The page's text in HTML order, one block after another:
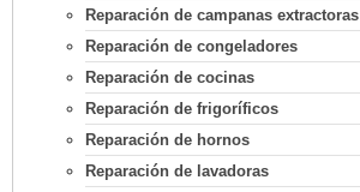
Reparación de campanas extractoras
Reparación de congeladores
Reparación de cocinas
Reparación de frigoríficos
Reparación de hornos
Reparación de lavadoras